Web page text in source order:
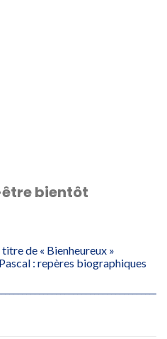
bientôt
de « Bienheureux »
: repères biographiques